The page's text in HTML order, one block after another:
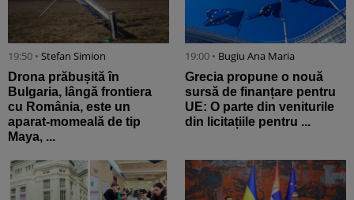
19:50 • Stefan Simion
Drona prăbușită în
Bulgaria, lângă frontiera
cu România, este un
aparat-momeală de tip
Maya, ...
19:00 • Bugiu ⁠Ana Maria
Grecia propune o nouă
sursă de finanțare pentru
UE: O parte din veniturile
din licitațiile pentru ...